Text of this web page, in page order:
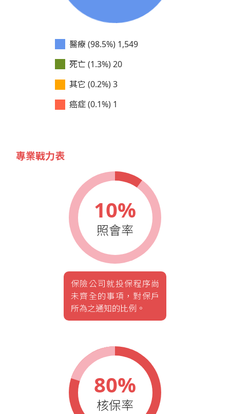
醫療 (98.5%) 1,549
死亡 (1.3%) 20
其它 (0.2%) 3
癌症 (0.1%) 1
專業戰力表
10%
照會率
保險公司就投保程序尚
未齊全的事項，對保戶
所為之通知的比例。
80%
核保率